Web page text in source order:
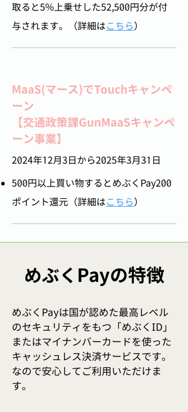
取ると5%上乗せした52,500円分が付
与されます。​（詳細はこちら）
MaaS(マース)でTouchキャンペ
ーン
【交通政策課GunMaaSキャンペ
ーン事業】
​2024年12月3日から2025年3月31日
500円以上買い物するとめぶくPay200
ポイント還元（詳細はこちら）
めぶく ​Payの特徴
めぶくPayは国が認めた最高レベル
のセキュリティをもつ「めぶくID」
またはマイナンバーカードを使った
キャッシュレス決済サービスです。
なので安心してご利用いただけま
す。